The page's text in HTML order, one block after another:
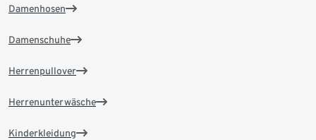
Damenhosen
Damenschuhe
Herrenpullover
Herrenunterwäsche
Kinderkleidung